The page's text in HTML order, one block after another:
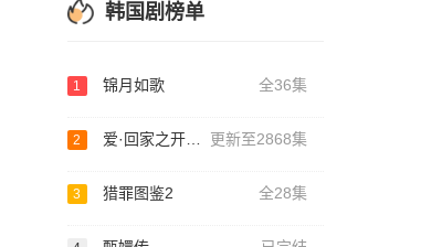
韩国剧榜单
1 锦月如歌 全36集
2 爱·回家之开心速递 更新至2868集
3 猎罪图鉴2 全28集